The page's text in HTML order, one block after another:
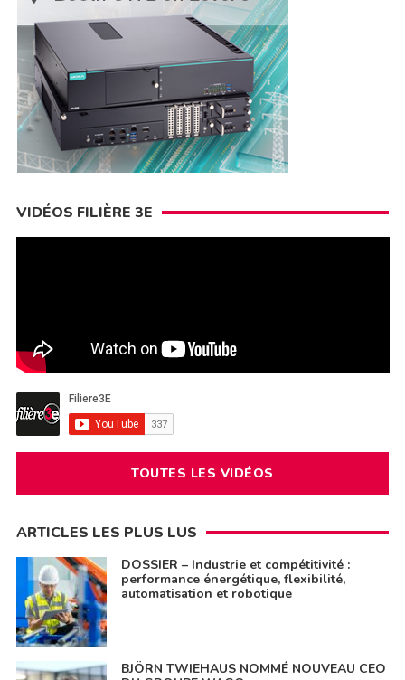
VIDÉOS FILIÈRE 3E
TOUTES LES VIDÉOS
ARTICLES LES PLUS LUS
DOSSIER – Industrie et compétitivité :
performance énergétique, flexibilité,
automatisation et robotique
BJÖRN TWIEHAUS NOMMÉ NOUVEAU CEO